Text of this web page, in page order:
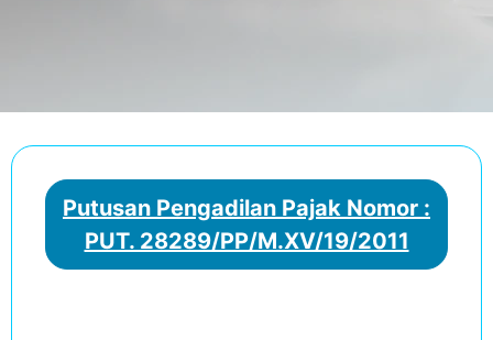
Putusan Pengadilan Pajak Nomor :
PUT. 28289/PP/M.XV/19/2011